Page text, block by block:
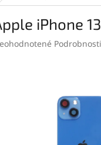
iPhone